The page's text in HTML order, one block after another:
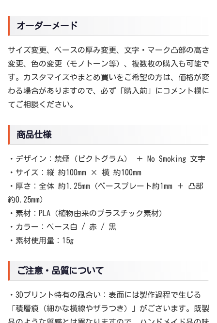
オーダーメード
サイズ変更、ベースの厚み変更、文字・マーク凸部の高さ
変更、色の変更（モノトーン等）、複数枚の購入も可能で
す。カスタマイズやまとめ買いをご希望の方は、価格が変
わる場合がありますので、必ず「購入前」にコメント欄に
てご相談ください。
商品仕様
・デザイン：禁煙（ピクトグラム） ＋ No Smoking 文字
・サイズ：縦 約100mm × 横 約100mm
・厚さ：全体 約1.25mm（ベースプレート約1mm ＋ 凸部
約0.25mm）
・素材：PLA（植物由来のプラスチック素材）
・カラー：ベース白 / 赤 / 黒
・素材使用量：15g
ご注意・品質について
・3Dプリント特有の風合い：表面には製作過程で生じる
「積層痕（細かな横線やザラつき）」がございます。既製